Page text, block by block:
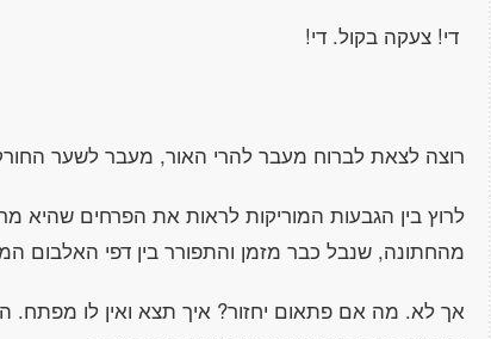
די! צעקה בקול. די!
רוצה לצאת לברוח מעבר להרי האור, מעבר לשער
לרוץ בין הגבעות המוריקות לראות את הפרחים שהיא
מהחתונה, שנבל כבר מזמן והתפורר בין דפי האלבום
אך לא. מה אם פתאום יחזור? איך תצא ואין לו מפתח.